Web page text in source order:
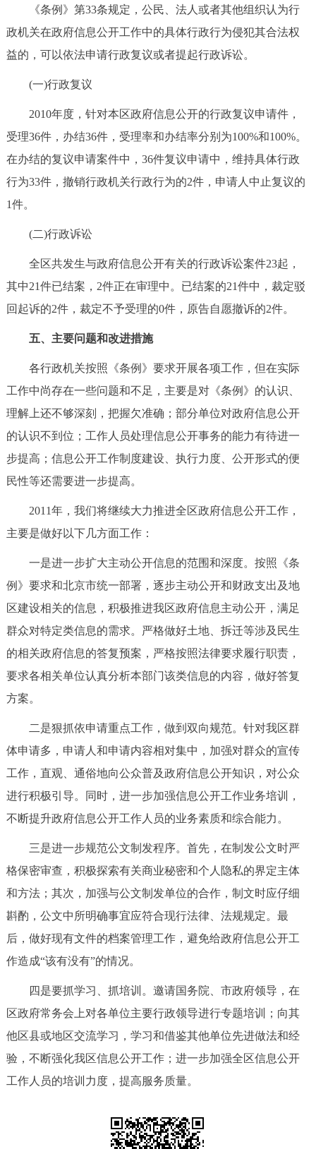
《条例》第33条规定，公民、法人或者其他组织认为行
政机关在政府信息公开工作中的具体行政行为侵犯其合法权
益的，可以依法申请行政复议或者提起行政诉讼。
(一)行政复议
2010年度，针对本区政府信息公开的行政复议申请件，
受理36件，办结36件，受理率和办结率分别为100%和100%。
在办结的复议申请案件中，36件复议申请中，维持具体行政
行为33件，撤销行政机关行政行为的2件，申请人中止复议的
1件。
(二)行政诉讼
全区共发生与政府信息公开有关的行政诉讼案件23起，
其中21件已结案，2件正在审理中。已结案的21件中，裁定驳
回起诉的2件，裁定不予受理的0件，原告自愿撤诉的2件。
五、主要问题和改进措施
各行政机关按照《条例》要求开展各项工作，但在实际
工作中尚存在一些问题和不足，主要是对《条例》的认识、
理解上还不够深刻，把握欠准确；部分单位对政府信息公开
的认识不到位；工作人员处理信息公开事务的能力有待进一
步提高；信息公开工作制度建设、执行力度、公开形式的便
民性等还需要进一步提高。
2011年，我们将继续大力推进全区政府信息公开工作，
主要是做好以下几方面工作：
一是进一步扩大主动公开信息的范围和深度。按照《条
例》要求和北京市统一部署，逐步主动公开和财政支出及地
区建设相关的信息，积极推进我区政府信息主动公开，满足
群众对特定类信息的需求。严格做好土地、拆迁等涉及民生
的相关政府信息的答复预案，严格按照法律要求履行职责，
要求各相关单位认真分析本部门该类信息的内容，做好答复
方案。
二是狠抓依申请重点工作，做到双向规范。针对我区群
体申请多，申请人和申请内容相对集中，加强对群众的宣传
工作，直观、通俗地向公众普及政府信息公开知识，对公众
进行积极引导。同时，进一步加强信息公开工作业务培训，
不断提升政府信息公开工作人员的业务素质和综合能力。
三是进一步规范公文制发程序。首先，在制发公文时严
格保密审查，积极探索有关商业秘密和个人隐私的界定主体
和方法；其次，加强与公文制发单位的合作，制文时应仔细
斟酌，公文中所明确事宜应符合现行法律、法规规定。最
后，做好现有文件的档案管理工作，避免给政府信息公开工
作造成“该有没有”的情况。
四是要抓学习、抓培训。邀请国务院、市政府领导，在
区政府常务会上对各单位主要行政领导进行专题培训；向其
他区县或地区交流学习，学习和借鉴其他单位先进做法和经
验，不断强化我区信息公开工作；进一步加强全区信息公开
工作人员的培训力度，提高服务质量。